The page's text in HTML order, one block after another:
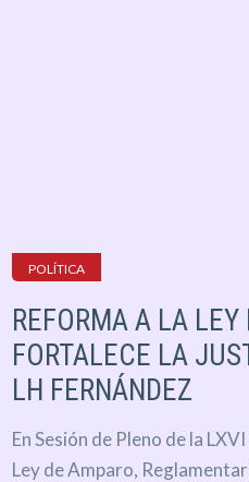
POLÍTICA
REFORMA A LA LEY
FORTALECE LA
LH FERNÁNDEZ
En Sesión de Pleno de la
Ley de Amparo,